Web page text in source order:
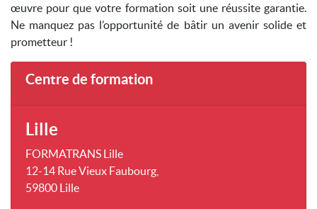
œuvre pour que votre formation soit une réussite garantie.
Ne manquez pas l’opportunité de bâtir un avenir solide et
prometteur !
Centre de formation
Lille
FORMATRANS Lille
12-14 Rue Vieux Faubourg,
59800 Lille